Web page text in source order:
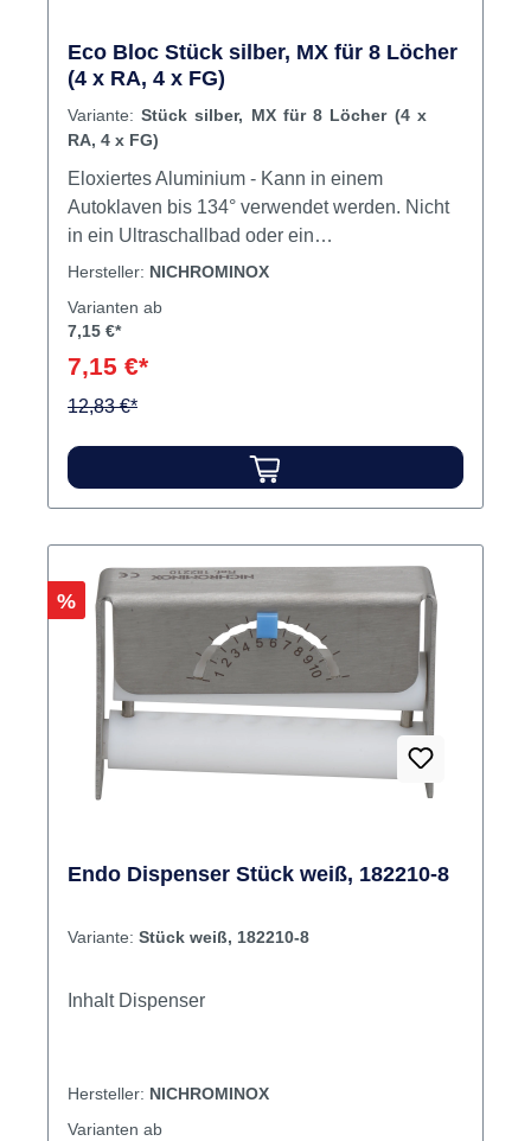
Eco Bloc Stück silber, MX für 8 Löcher
(4 x RA, 4 x FG)
Variante: Stück silber, MX für 8 Löcher (4 x
RA, 4 x FG)
Eloxiertes Aluminium - Kann in einem
Autoklaven bis 134° verwendet werden. Nicht
in ein Ultraschallbad oder ein
Thermodesinfektor geben. Bitte stellen Sie
Verträglichkeit mit Aluminium geprüft wird. Die
erhältlich sein: Silber - Blau - Rot - Grün oder
Gelb. ECO BLOC 14 LÖCHER - Größe 5 x 2,5
Hersteller: NICHROMINOX
Varianten ab
7,15 €*
7,15 €*
12,83 €*
Rabatt
%
Endo Dispenser Stück weiß, 182210-8
Variante: Stück weiß, 182210-8
Inhalt Dispenser
Hersteller: NICHROMINOX
Varianten ab